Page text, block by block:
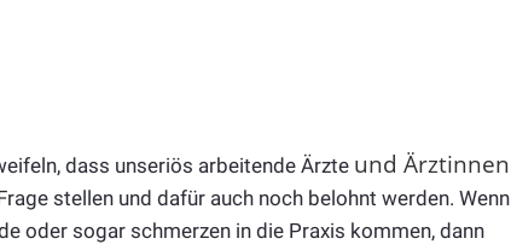
dass unseriös arbeitende Ärzte und Ärztinnen
stellen und dafür auch noch belohnt werden. Wenn
oder sogar schmerzen in die Praxis kommen, dann